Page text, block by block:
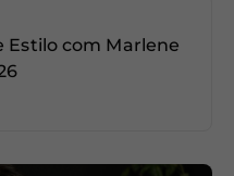
Estilo com Marlene